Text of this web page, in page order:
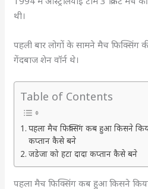
थी।
पहली बार लोगों के सामने मैच फिक्सिंग
गेंदबाज शेन वॉर्न थे।
Table of Contents
पहला मैच फिक्सिंग कब हुआ किसने
कप्तान कैसे बने
जडेजा को हटा दादा कप्तान कैसे बने
पहला मैच फिक्सिंग कब हुआ किसने